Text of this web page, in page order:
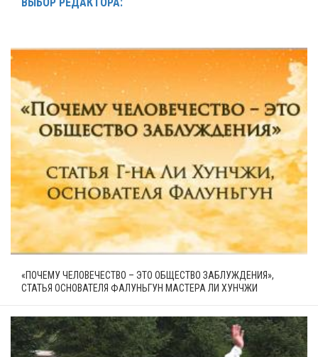
«ПОЧЕМУ ЧЕЛОВЕЧЕСТВО – ЭТО ОБЩЕСТВО ЗАБЛУЖДЕНИЯ»,
СТАТЬЯ ОСНОВАТЕЛЯ ФАЛУНЬГУН МАСТЕРА ЛИ ХУНЧЖИ